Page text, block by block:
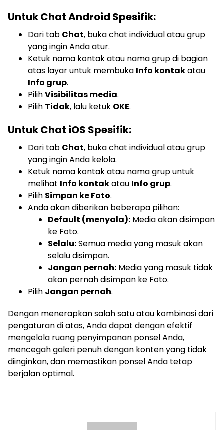
Untuk Chat Android Spesifik:
Dari tab Chat, buka chat individual atau grup
yang ingin Anda atur.
Ketuk nama kontak atau nama grup di bagian
atas layar untuk membuka Info kontakatau
Info grup.
PilihVisibilitas media.
Pilih Tidak, lalu ketuk OKE.
Untuk Chat iOS Spesifik:
Dari tab Chat, buka chat individual atau grup
yang ingin Anda kelola.
Ketuk nama kontak atau nama grup untuk
melihat Info kontakatau Info grup.
Pilih Simpan ke Foto.
Anda akan diberikan beberapa pilihan:
Default (menyala): Media akan disimpan
ke Foto.
Selalu:Semua media yang masuk akan
selalu disimpan.
Jangan pernah: Media yang masuk tidak
akan pernah disimpan ke Foto.
Pilih Jangan pernah.
Dengan menerapkan salah satu atau kombinasi dari
pengaturan di atas, Anda dapat dengan efektif
mengelola ruang penyimpanan ponsel Anda,
mencegah galeri penuh dengan konten yang tidak
diinginkan, dan memastikan ponsel Anda tetap
berjalan optimal.